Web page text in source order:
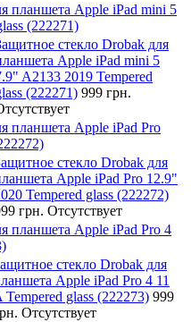
планшета Apple iPad mini 5
(222271)
стекло Drobak для
Apple iPad mini 5
A2133 2019 Tempered
(222271) 999 грн.
планшета Apple iPad Pro
стекло Drobak для
Apple iPad Pro 12.9"
Tempered glass (222272)
грн. Отсутствует
планшета Apple iPad Pro 4
стекло Drobak для
Apple iPad Pro 4 11
Tempered glass (222273) 999
Отсутствует